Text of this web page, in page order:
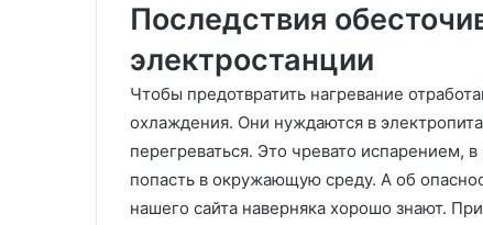
Последствия
электростанции
Чтобы предотвратить нагревание
охлаждения. Они нуждаются в
перегреваться. Это чревато испарением,
попасть в окружающую среду. А об
нашего сайта наверняка хорошо знают.